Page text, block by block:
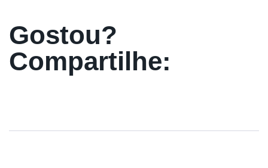
Gostou?
Compartilhe: